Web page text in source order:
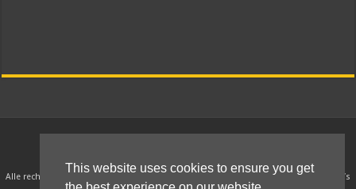
Alle rechten van intellectueel eigendom betreffende deze recepten, teksten en foto’s
This website uses cookies to ensure you get